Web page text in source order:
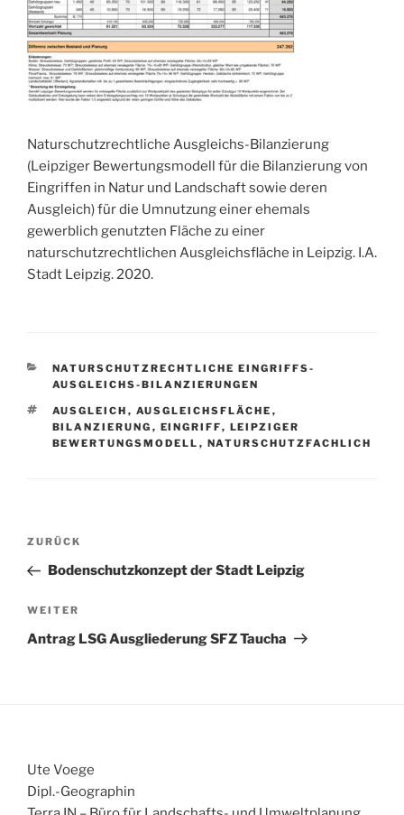
Naturschutzrechtliche Ausgleichs-Bilanzierung
(Leipziger Bewertungsmodell für die Bilanzierung von
Eingriffen in Natur und Landschaft sowie deren
Ausgleich) für die Umnutzung einer ehemals
gewerblich genutzten Fläche zu einer
naturschutzrechtlichen Ausgleichsfläche in Leipzig. I.A.
Stadt Leipzig. 2020.
KATEGORIEN
NATURSCHUTZRECHTLICHE EINGRIFFS-
AUSGLEICHS-BILANZIERUNGEN
SCHLAGWÖRTER
AUSGLEICH , AUSGLEICHSFLÄCHE ,
BILANZIERUNG , EINGRIFF, LEIPZIGER
BEWERTUNGSMODELL , NATURSCHUTZFACHLICH
Beitragsnavigation
Vorheriger
Beitrag
ZURÜCK
Bodenschutzkonzept der Stadt Leipzig
Nächster
Beitrag
WEITER
Antrag LSG Ausgliederung SFZ Taucha
Ute Voege
Dipl.-Geographin